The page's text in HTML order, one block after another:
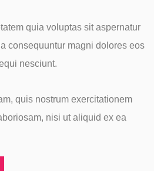
quia voluptas sit aspernatur
consequuntur magni dolores eos
nesciunt.
quis nostrum exercitationem
nisi ut aliquid ex ea